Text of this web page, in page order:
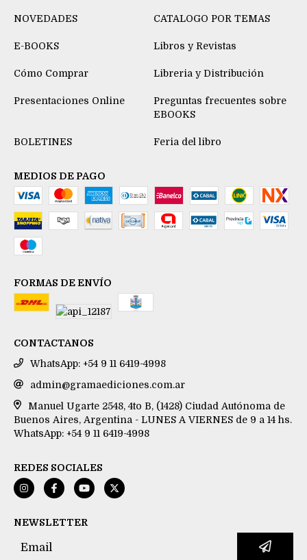
NOVEDADES CATALOGO POR TEMAS
E-BOOKS Libros y Revistas
Cómo Comprar Libreria y Distribución
Presentaciones Online
Preguntas frecuentes sobre
EBOOKS
BOLETINES Feria del libro
MEDIOS DE PAGO
FORMAS DE ENVÍO
CONTACTANOS
WhatsApp: +54 9 11 6419-4998
admin@gramaediciones.com.ar
Manuel Ugarte 2548, 4to B, (1428) Ciudad Autónoma de
Buenos Aires, Argentina - LUNES A VIERNES de 9 a 14 hs.
WhatsApp: +54 9 11 6419-4998
REDES SOCIALES
NEWSLETTER